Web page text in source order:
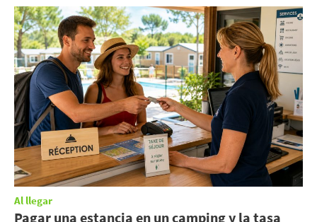
Al llegar
Pagar una estancia en un camping y la tasa